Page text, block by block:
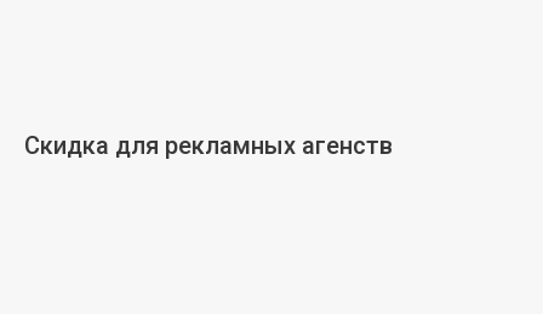
Скидка для рекламных агенств